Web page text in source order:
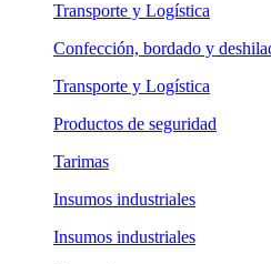
Transporte y Logística
Confección, bordado y
Transporte y Logística
Productos de seguridad
Tarimas
Insumos industriales
Insumos industriales